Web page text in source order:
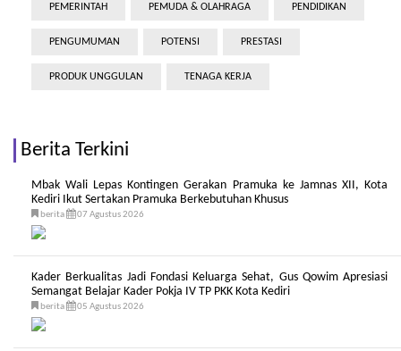
PEMERINTAH PEMUDA & OLAHRAGA PENDIDIKAN
PENGUMUMAN POTENSI PRESTASI
PRODUK UNGGULAN TENAGA KERJA
Berita Terkini
Mbak Wali Lepas Kontingen Gerakan Pramuka ke Jamnas XII, Kota
Kediri Ikut Sertakan Pramuka Berkebutuhan Khusus
berita 07 Agustus 2026
Kader Berkualitas Jadi Fondasi Keluarga Sehat, Gus Qowim Apresiasi
Semangat Belajar Kader Pokja IV TP PKK Kota Kediri
berita 05 Agustus 2026